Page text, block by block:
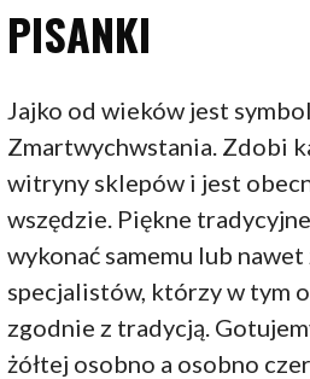
PISANKI
Jajko od wieków jest
Zmartwychwstania. Zdobi
witryny sklepów i jest
wszędzie. Piękne
wykonać samemu lub nawet
specjalistów, którzy w tym
zgodnie z tradycją.
żółtej osobno a osobno